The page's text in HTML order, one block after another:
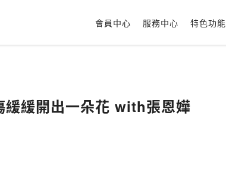
會員中心 服務中心 特色功能
緩緩開出一朵花 with張恩嬅